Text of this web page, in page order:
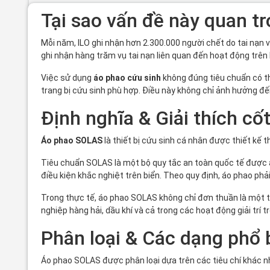
Tại sao vấn đề này quan
Mỗi năm, ILO ghi nhận hơn 2.300.000 người chết do tai
ghi nhận hàng trăm vụ tai nạn liên quan đến hoạt động
Việc sử dụng áo phao cứu sinh không đúng tiêu chuẩn có
trang bị cứu sinh phù hợp. Điều này không chỉ ảnh hưởng
Định nghĩa & Giải thích
Áo phao SOLASlà thiết bị cứu sinh cá nhân được thiết kế
Tiêu chuẩn SOLAS là một bộ quy tắc an toàn quốc tế
điều kiện khắc nghiệt trên biển. Theo quy định, áo phao
Trong thực tế, áo phao SOLAS không chỉ đơn thuần là
nghiệp hàng hải, dầu khí và cả trong các hoạt động giải trí
Phân loại & Các dạng phổ
Áo phao SOLAS được phân loại dựa trên các tiêu chí khác